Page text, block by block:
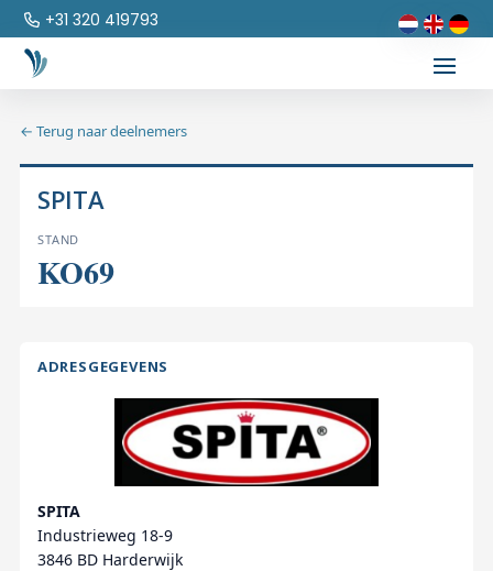
+31 320 419793
← Terug naar deelnemers
SPITA
STAND
KO69
ADRESGEGEVENS
SPITA
Industrieweg 18-9
3846 BD Harderwijk